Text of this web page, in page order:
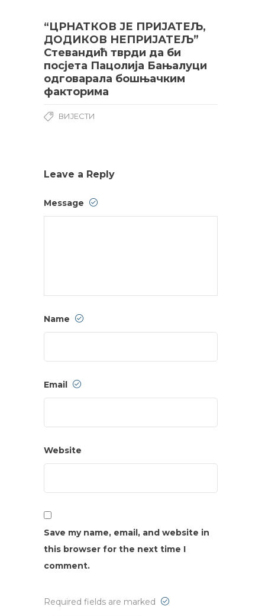
“ЦРНАТКОВ ЈЕ ПРИЈАТЕЉ,
ДОДИКОВ НЕПРИЈАТЕЉ”
Стевандић тврди да би
посјета Пацолија Бањалуци
одговарала бошњачким
факторима
ВИЈЕСТИ
Leave a Reply
Message
Name
Email
Website
Save my name, email, and website in
this browser for the next time I
comment.
Required fields are marked